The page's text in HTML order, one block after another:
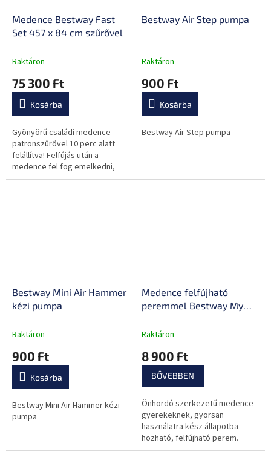
Medence Bestway Fast
Set 457 x 84 cm szűrővel
Raktáron
75 300 Ft
Kosárba
Gyönyörű családi medence
patronszűrővel 10 perc alatt
felállítva! Felfújás után a
medence fel fog emelkedni,
amikor megtelik vízzel.
Bestway Air Step pumpa
Raktáron
900 Ft
Kosárba
Bestway Air Step pumpa
Bestway Mini Air Hammer
kézi pumpa
Raktáron
900 Ft
Kosárba
Bestway Mini Air Hammer kézi
pumpa
Medence felfújható
peremmel Bestway My
Raktáron
8 900 Ft
BŐVEBBEN
Önhordó szerkezetű medence
gyerekeknek, gyorsan
használatra kész állapotba
hozható, felfújható perem.